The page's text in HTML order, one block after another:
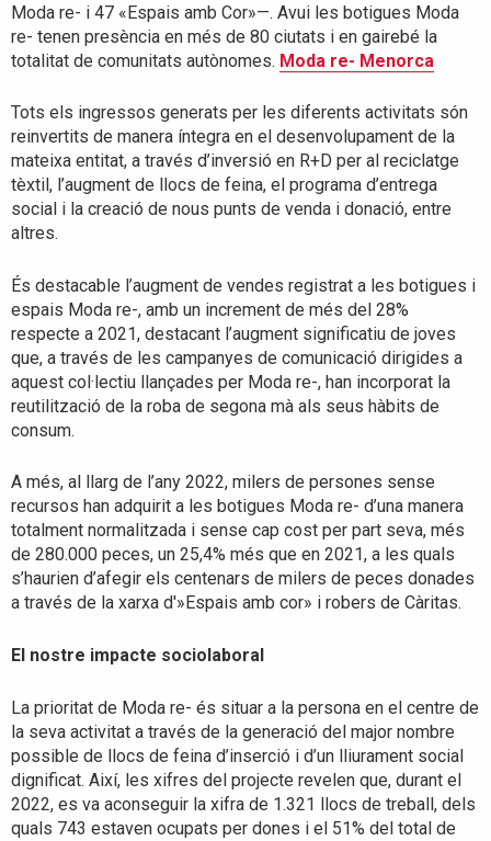
Moda re- i 47 «Espais amb Cor»—. Avui les botigues Moda
re- tenen presència en més de 80 ciutats i en gairebé la
totalitat de comunitats autònomes. Moda re- Menorca
Tots els ingressos generats per les diferents activitats són
reinvertits de manera íntegra en el desenvolupament de la
mateixa entitat, a través d’inversió en R+D per al reciclatge
tèxtil, l’augment de llocs de feina, el programa d’entrega
social i la creació de nous punts de venda i donació, entre
altres.
És destacable l’augment de vendes registrat a les botigues i
espais Moda re-, amb un increment de més del 28%
respecte a 2021, destacant l’augment significatiu de joves
que, a través de les campanyes de comunicació dirigides a
aquest col·lectiu llançades per Moda re-, han incorporat la
reutilització de la roba de segona mà als seus hàbits de
consum.
A més, al llarg de l’any 2022, milers de persones sense
recursos han adquirit a les botigues Moda re- d’una manera
totalment normalitzada i sense cap cost per part seva, més
de 280.000 peces, un 25,4% més que en 2021, a les quals
s’haurien d’afegir els centenars de milers de peces donades
a través de la xarxa d'»Espais amb cor» i robers de Càritas.
El nostre impacte sociolaboral
La prioritat de Moda re- és situar a la persona en el centre de
la seva activitat a través de la generació del major nombre
possible de llocs de feina d’inserció i d’un lliurament social
dignificat. Així, les xifres del projecte revelen que, durant el
2022, es va aconseguir la xifra de 1.321 llocs de treball, dels
quals 743 estaven ocupats per dones i el 51% del total de